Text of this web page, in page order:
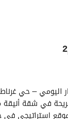
اليومي – حي